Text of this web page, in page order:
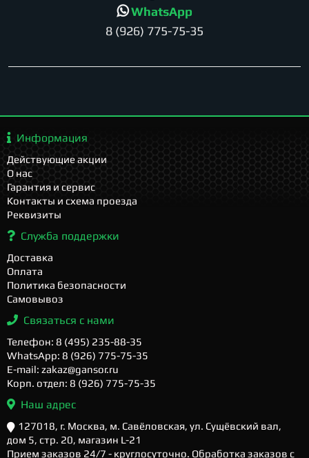
WhatsApp
8 (926) 775-75-35
Информация
Действующие акции
О нас
Гарантия и сервис
Контакты и схема проезда
Реквизиты
Служба поддержки
Доставка
Оплата
Политика безопасности
Самовывоз
Связаться с нами
Телефон: 8 (495) 235-88-35
WhatsApp: 8 (926) 775-75-35
E-mail: zakaz@gansor.ru
Корп. отдел: 8 (926) 775-75-35
Наш адрес
127018, г. Москва, м. Савёловская, ул. Сущёвский вал,
дом 5, стр. 20, магазин L-21
Прием заказов 24/7 - круглосуточно. Обработка заказов с